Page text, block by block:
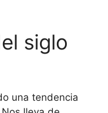
siglo
una tendencia